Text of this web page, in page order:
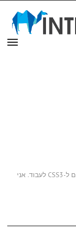
לפעמים עלינו להשתמש בתחיליות על מנת לגרום ל-CSS3 לעבוד. אני